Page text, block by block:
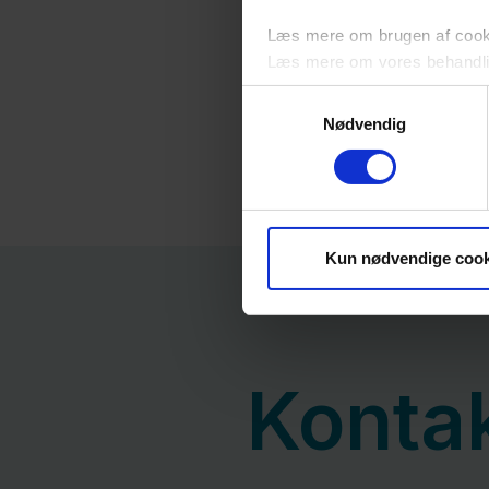
Læs mere om brugen af
Læs mere om vores
Nødvendig
Kun nødvendige